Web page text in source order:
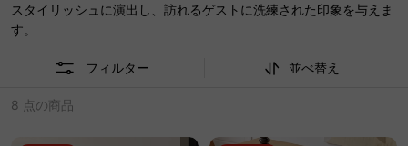
スタイリッシュに演出し、訪れるゲストに洗練された印象を与えま
す。
フィルター 並べ替え
8 点の商品